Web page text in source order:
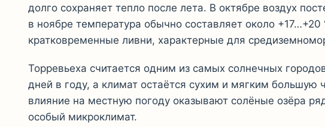
долго сохраняет тепло после лета. В октябре воздух
в ноябре температура обычно составляет около
кратковременные ливни, характерные для
Торревьеха считается одним из самых солнечных
дней в году, а климат остаётся сухим и мягким большую
влияние на местную погоду оказывают солёные озёра
особый микроклимат.